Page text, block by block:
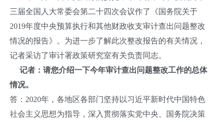
三届全国人大常委会第二十四次会议作了《国务院关于
2019年度中央预算执行和其他财政收支审计查出问题整改
情况的报告》。为进一步了解此次整改报告的有关情况，
记者采访了审计署政策研究室有关负责同志。
记者：请您介绍一下今年审计查出问题整改工作的总体
情况。
答：2020年，各地区各部门坚持以习近平新时代中国特色
社会主义思想为指导，深入贯彻落实党中央、国务院决策